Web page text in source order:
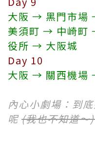
大阪 → 黑門市場
美須町 → 中崎町
役所 → 大阪城
Day 10
大阪 → 關西機場
內心小劇場：到
呢(我也不知道